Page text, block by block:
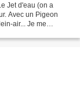
Jet d'eau (on a
Avec un Pigeon
air... Je me